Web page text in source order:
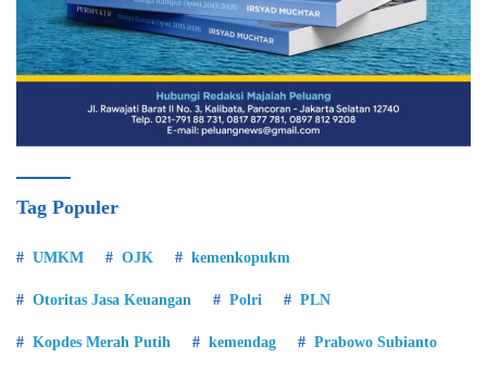
Tag Populer
UMKM OJK kemenkopukm
Otoritas Jasa Keuangan Polri PLN
Kopdes Merah Putih kemendag Prabowo Subianto